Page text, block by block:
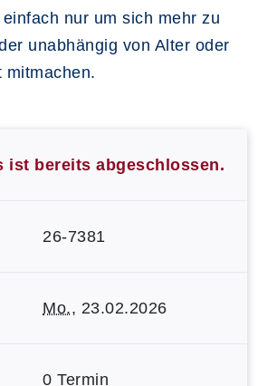
nur um sich mehr zu
unabhängig von Alter oder
mitmachen.
ist bereits abgeschlossen.
26-7381
Mo., 23.02.2026
0 Termin